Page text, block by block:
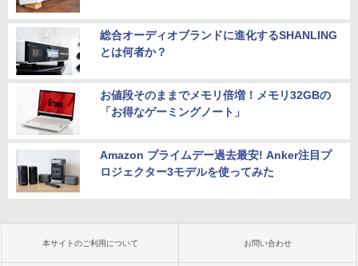
総合オーディオブランドに進化するSHANLING
とは何者か？
お値段そのままでメモリ倍増！メモリ32GBの
「お得なゲーミングノート」
Amazon プライムデー過去最安! Anker注目プ
ロジェクター3モデルを使ってみた
本サイトのご利用について お問い合わせ